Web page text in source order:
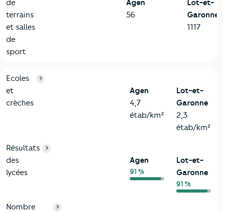
de
terrains
et salles
de
sport
Agen
56
Lot-et-
Garonne
1117
4-Education
Critères
Ecoles
et
crèches
?
Agen
4,7
étab/km²
Lot-et-
Garonne
2,3
étab/km²
Résultats
des
lycées
?
Agen
91 %
Lot-et-
Garonne
91 %
Nombre
?